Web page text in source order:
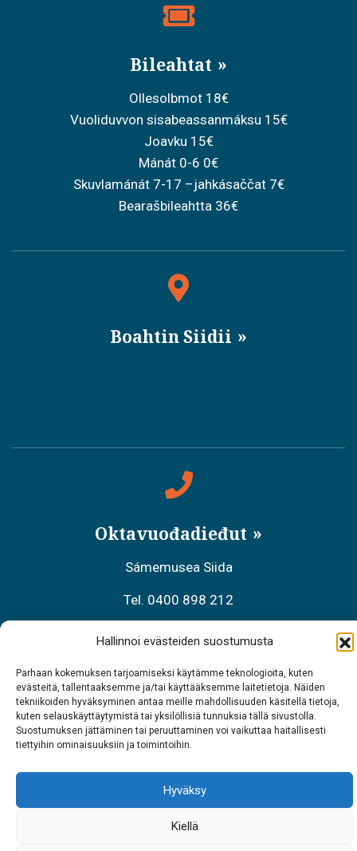
Hallinnoi evästeiden suostumusta
Parhaan kokemuksen tarjoamiseksi käytämme teknologioita, kuten
evästeitä, tallentaaksemme ja/tai käyttääksemme laitetietoja. Näiden
tekniikoiden hyväksyminen antaa meille mahdollisuuden käsitellä tietoja,
kuten selauskäyttäytymistä tai yksilöllisiä tunnuksia tällä sivustolla.
Suostumuksen jättäminen tai peruuttaminen voi vaikuttaa haitallisesti
tiettyihin ominaisuuksiin ja toimintoihin.
Hyväksy
Kiellä
Bileahtat
Ollesolbmot 18€
Vuoliduvvon sisabeassanmáksu 15€
Joavku 15€
Mánát 0-6 0€
Skuvlamánát 7-17 –jahkásaččat 7€
Bearašbileahtta 36€
Boahtin Siidii
Oktavuođadieđut
Sámemusea Siida
Tel. 0400 898 212
Meahciráđđehusa áššehasbálvalanbáiki
Tel. 0206 39 7740
Restoráŋŋa Sarrit
Tel. 040 700 6485